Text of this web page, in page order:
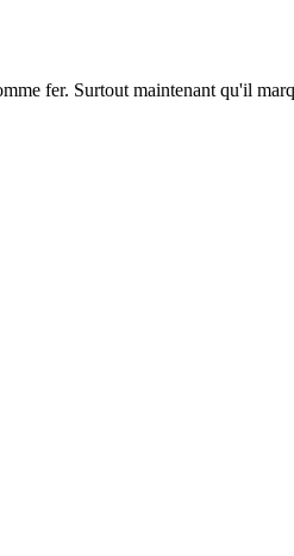
fer. Surtout maintenant qu'il